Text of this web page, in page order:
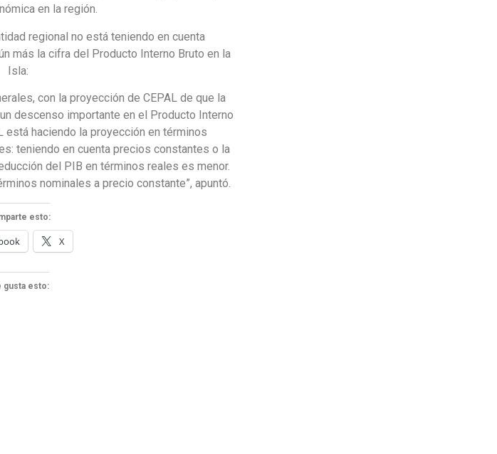
en la región.
regional no está teniendo en cuenta
más la cifra del Producto Interno Bruto en la
Isla:
con la proyección de CEPAL de que la
descenso importante en el Producto Interno
está haciendo la proyección en términos
teniendo en cuenta precios constantes o la
del PIB en términos reales es menor.
nominales a precio constante”, apuntó.
esto:
X
gusta esto: